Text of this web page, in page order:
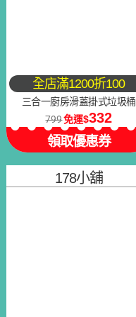
全店滿1200折100
三合一廚房滑蓋掛式垃圾桶
799免運 332
領取優惠券
178小舖